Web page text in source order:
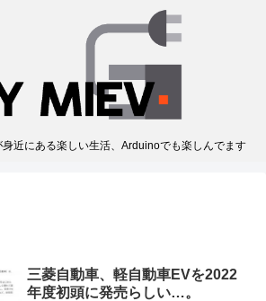
近にある楽しい生活、Arduinoでも楽しんでます
三菱自動車、軽自動車EVを2022
年度初頭に発売らしい…。